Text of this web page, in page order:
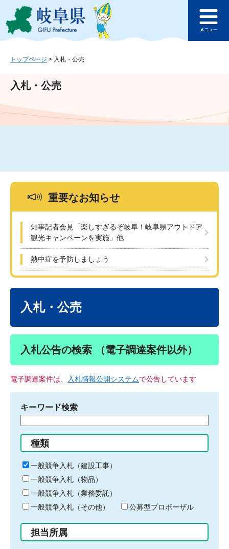
ジ
ュ
文
このページの本文へ
ュ
トップページ > 入札・公売
入札・公売
重要なお知らせ
知事記者会見「楽しすぎるぞ岐阜！岐阜県アウトドア
観光キャンペーンを実施」他
熱中症を予防しましょう
入札・公売
入札公告の検索 （電子調達案件以外）
電子調達案件は、 入札情報公開システムで公告しています
キーワード検索
る
キ
ー
ワ
ー
ド
入
力
種類
一般競争入札（建設工事）
一般競争入札（物品）
一般競争入札（業務委託）
一般競争入札（その他）
公募型プロポーザル
担当所属